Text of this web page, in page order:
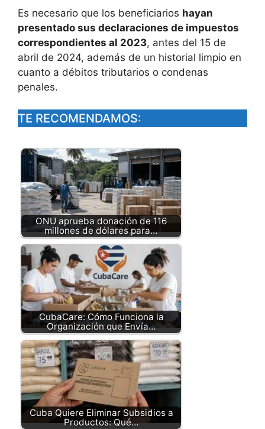
Es necesario que los beneficiarios hayan
presentado sus declaraciones de impuestos
correspondientes al 2023, antes del 15 de
abril de 2024, además de un historial limpio en
cuanto a débitos tributarios o condenas
penales.
TE RECOMENDAMOS:
ONU aprueba donación de 116
millones de dólares para…
CubaCare: Cómo Funciona la
Organización que Envía…
Cuba Quiere Eliminar Subsidios a
Productos: Qué…